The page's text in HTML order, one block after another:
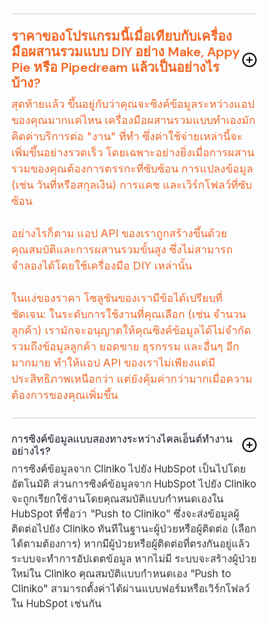
ราคาของโปรแกรมนี้เมื่อเทียบกับเครื่อง
มือผสานรวมแบบ DIY อย่าง Make, Appy
Pie หรือ Pipedream แล้วเป็นอย่างไร
บ้าง?
สุดท้ายแล้ว ขึ้นอยู่กับว่าคุณจะซิงค์ข้อมูลระหว่างแอป
ของคุณมากแค่ไหน เครื่องมือผสานรวมแบบทำเองมัก
คิดค่าบริการต่อ "งาน" ที่ทำ ซึ่งค่าใช้จ่ายเหล่านี้จะ
เพิ่มขึ้นอย่างรวดเร็ว โดยเฉพาะอย่างยิ่งเมื่อการผสาน
รวมของคุณต้องการตรรกะที่ซับซ้อน การแปลงข้อมูล
(เช่น วันที่หรือสกุลเงิน) การแคช และเวิร์กโฟลว์ที่ซับ
ซ้อน
อย่างไรก็ตาม แอป API ของเราถูกสร้างขึ้นด้วย
คุณสมบัติและการผสานรวมขั้นสูง ซึ่งไม่สามารถ
จำลองได้โดยใช้เครื่องมือ DIY เหล่านั้น
ในแง่ของราคา โซลูชันของเรามีข้อได้เปรียบที่
ชัดเจน: ในระดับการใช้งานที่คุณเลือก (เช่น จำนวน
ลูกค้า) เรามักจะอนุญาตให้คุณซิงค์ข้อมูลได้ไม่จำกัด
รวมถึงข้อมูลลูกค้า ยอดขาย ธุรกรรม และอื่นๆ อีก
มากมาย ทำให้แอป API ของเราไม่เพียงแต่มี
ประสิทธิภาพเหนือกว่า แต่ยังคุ้มค่ากว่ามากเมื่อความ
ต้องการของคุณเพิ่มขึ้น
การซิงค์ข้อมูลแบบสองทางระหว่างไคลเอ็นต์ทำงาน
อย่างไร?
การซิงค์ข้อมูลจาก Cliniko ไปยัง HubSpot เป็นไปโดย
อัตโนมัติ ส่วนการซิงค์ข้อมูลจาก HubSpot ไปยัง Cliniko
จะถูกเรียกใช้งานโดยคุณสมบัติแบบกำหนดเองใน
HubSpot ที่ชื่อว่า "Push to Cliniko" ซึ่งจะส่งข้อมูลผู้
ติดต่อไปยัง Cliniko ทันทีในฐานะผู้ป่วยหรือผู้ติดต่อ (เลือก
ได้ตามต้องการ) หากมีผู้ป่วยหรือผู้ติดต่อที่ตรงกันอยู่แล้ว
ระบบจะทำการอัปเดตข้อมูล หากไม่มี ระบบจะสร้างผู้ป่วย
ใหม่ใน Cliniko คุณสมบัติแบบกำหนดเอง "Push to
Cliniko" สามารถตั้งค่าได้ผ่านแบบฟอร์มหรือเวิร์กโฟลว์
ใน HubSpot เช่นกัน